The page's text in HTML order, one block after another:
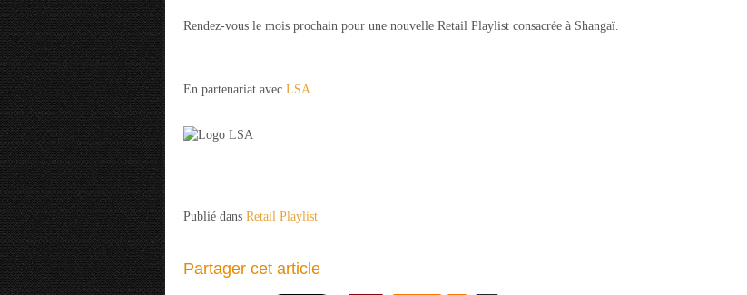
Rendez-vous le mois prochain pour une nouvelle Retail Playlist consacrée à Shangaï.
En partenariat avec LSA
Publié dans Retail Playlist
Partager cet article